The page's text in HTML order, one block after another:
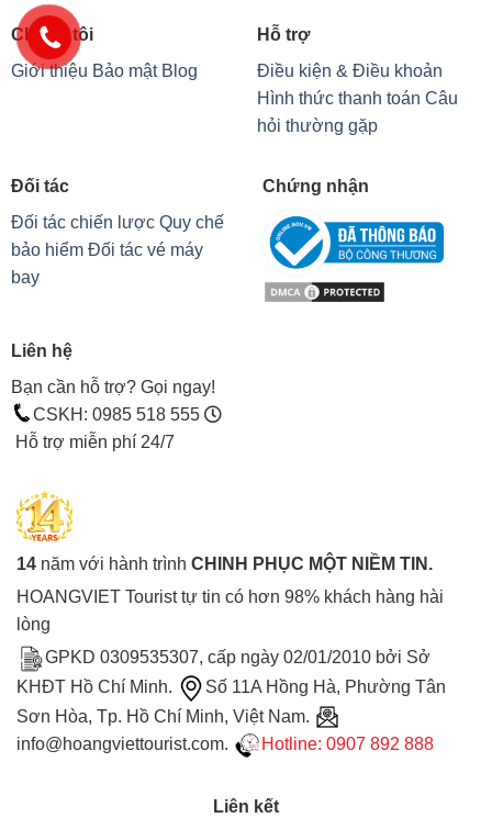
Chúng tôi
Giới thiệu Bảo mật Blog
Hỗ trợ
Điều kiện & Điều khoản
Hình thức thanh toán Câu
hỏi thường gặp
Đối tác
Đối tác chiến lược Quy chế
bảo hiểm Đối tác vé máy
bay
Chứng nhận
Liên hệ
Bạn cần hỗ trợ? Gọi ngay!
CSKH: 0985 518 555
Hỗ trợ miễn phí 24/7
14 năm với hành trình CHINH PHỤC MỘT NIỀM TIN.
HOANGVIET Tourist tự tin có hơn 98% khách hàng hài
lòng
GPKD 0309535307, cấp ngày 02/01/2010 bởi Sở
KHĐT Hồ Chí Minh.
Số 11A Hồng Hà, Phường Tân
Sơn Hòa, Tp. Hồ Chí Minh, Việt Nam.
info@hoangviettourist.com.
Hotline: 0907 892 888
Liên kết